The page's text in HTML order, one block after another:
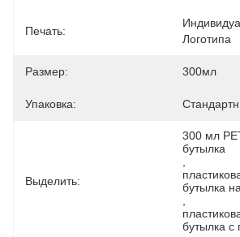
Печать:
Логотипа
Размер: 300мл
Упаковка:
Выделить:
300 мл
бутылка
бутылка
бутылка с